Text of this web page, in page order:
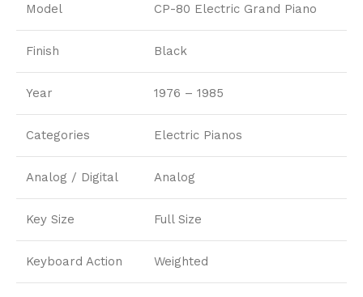
Model CP-80 Electric Grand Piano
Finish Black
Year 1976 – 1985
Categories Electric Pianos
Analog / Digital Analog
Key Size Full Size
Keyboard Action Weighted